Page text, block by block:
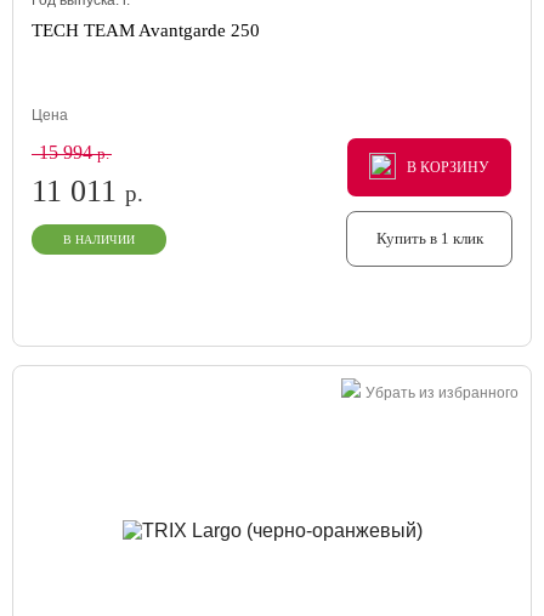
TECH TEAM Avantgarde 250
Цена
15 994р.
11 011 р.
В НАЛИЧИИ
В КОРЗИНУ
В КОРЗИНУ
В КОРЗИНУ
Купить в 1 клик
Убрать из избранного